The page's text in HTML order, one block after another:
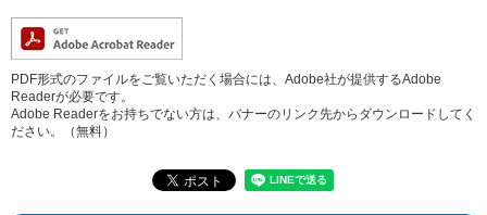
PDF形式のファイルをご覧いただく場合には、Adobe社が提供するAdobe
Readerが必要です。
Adobe Readerをお持ちでない方は、バナーのリンク先からダウンロードしてく
ださい。（無料）